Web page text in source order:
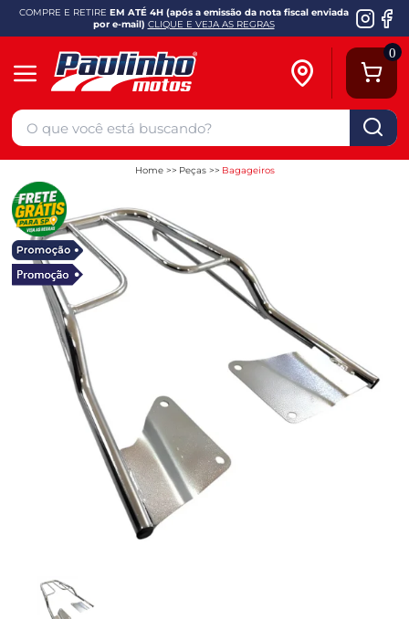
COMPRE E RETIRE EM ATÉ 4H (após a emissão da nota fiscal enviada
por e-mail) CLIQUE E VEJA AS REGRAS
0
Home Peças Bagageiros